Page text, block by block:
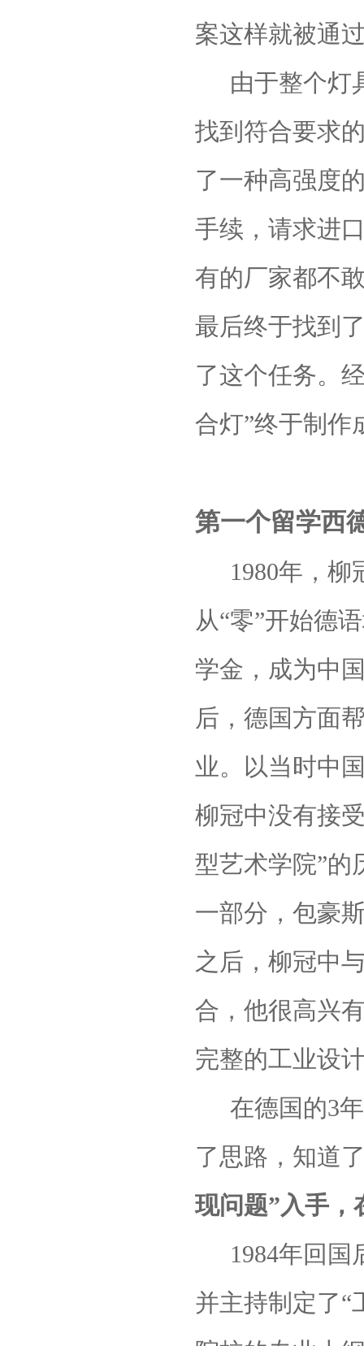
案这样就被通
由于整个灯
找到符合要求
了一种高强度
手续，请求进
有的厂家都不
最后终于找到
了这个任务。
合灯”终于制作
第一个留学西
1980年，
从“零”开始德
学金，成为中
后，德国方面
业。以当时中
柳冠中没有接
型艺术学院”的
一部分，包豪
之后，柳冠中
合，他很高兴
完整的工业设
在德国的3
了思路，知道
现问题”入手，
1984年回
并主持制定了“